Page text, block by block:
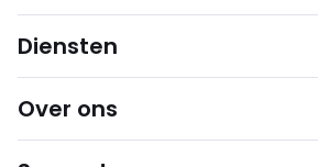
Diensten
Over ons